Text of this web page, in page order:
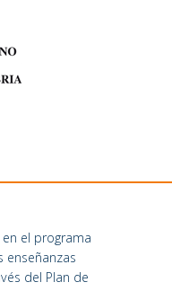
el programa
enseñanzas
del Plan de